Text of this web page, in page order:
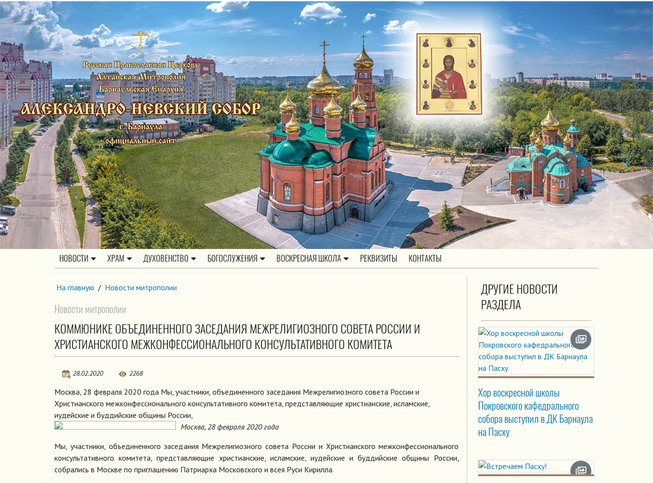
НОВОСТИ ХРАМ ДУХОВЕНСТВО БОГОСЛУЖЕНИЯ ВОСКРЕСНАЯ ШКОЛА РЕКВИЗИТЫ КОНТАКТЫ
На главную / Новости митрополии
Новости митрополии
КОММЮНИКЕ ОБЪЕДИНЕННОГО ЗАСЕДАНИЯ МЕЖРЕЛИГИОЗНОГО СОВЕТА РОССИИ И
ХРИСТИАНСКОГО МЕЖКОНФЕССИОНАЛЬНОГО КОНСУЛЬТАТИВНОГО КОМИТЕТА
28.02.2020 2268
Москва, 28 февраля 2020 года Мы, участники, объединенного заседания Межрелигиозного совета России и
Христианского межконфессионального консультативного комитета, представляющие христианские, исламские,
иудейские и буддийские общины России,
Москва, 28 февраля 2020 года
Мы, участники, объединенного заседания Межрелигиозного совета России и Христианского межконфессионального
консультативного комитета, представляющие христианские, исламские, иудейские и буддийские общины России,
собрались в Москве по приглашению Патриарха Московского и всея Руси Кирилла.
ДРУГИЕ НОВОСТИ
РАЗДЕЛА
Хор воскресной школы
Покровского кафедрального
собора выступил в ДК Барнаула
на Пасху